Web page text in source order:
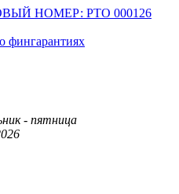
НОМЕР: РТО 000126
фингарантиях
- пятница